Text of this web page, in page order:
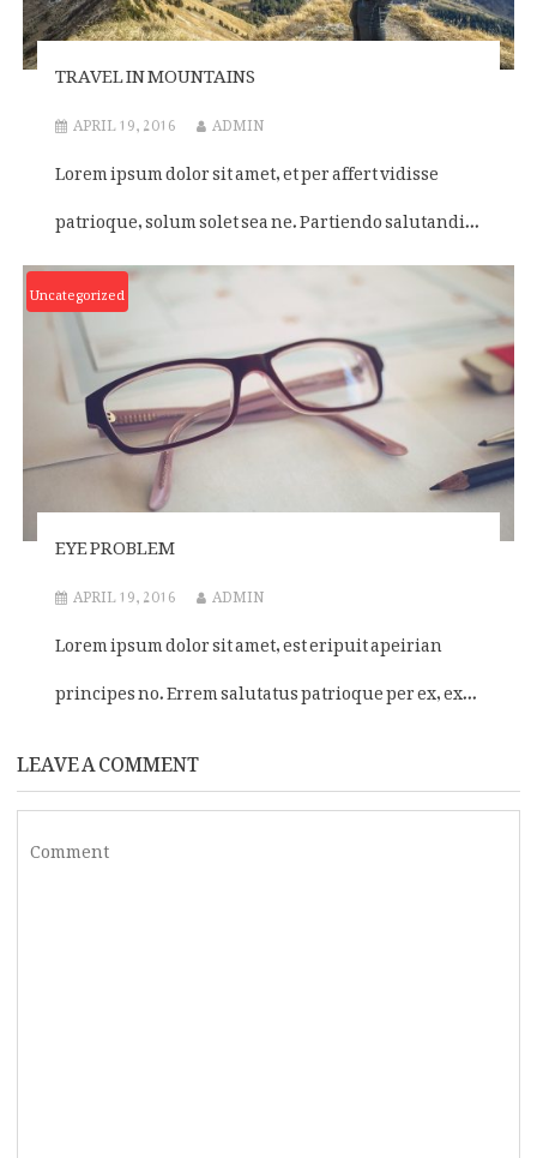
TRAVEL IN MOUNTAINS
APRIL 19, 2016 ADMIN
Lorem ipsum dolor sit amet, et per affert vidisse
patrioque, solum solet sea ne. Partiendo salutandi...
Uncategorized
EYE PROBLEM
APRIL 19, 2016 ADMIN
Lorem ipsum dolor sit amet, est eripuit apeirian
principes no. Errem salutatus patrioque per ex, ex...
LEAVE A COMMENT